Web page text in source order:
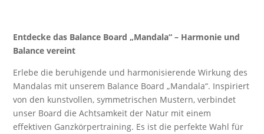
Entdecke das Balance Board „Mandala“ – Harmonie und
Balance vereint
Erlebe die beruhigende und harmonisierende Wirkung des
Mandalas mit unserem Balance Board „Mandala“. Inspiriert
von den kunstvollen, symmetrischen Mustern, verbindet
unser Board die Achtsamkeit der Natur mit einem
effektiven Ganzkörpertraining. Es ist die perfekte Wahl für